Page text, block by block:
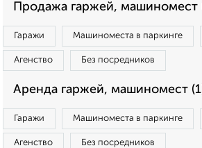
Продажа гаржей, машиномест
Гаражи Машиноместа в паркинге
Агенство Без посредников
Аренда гаржей, машиномест
Гаражи Машиноместа в паркинге
Агенство Без посредников